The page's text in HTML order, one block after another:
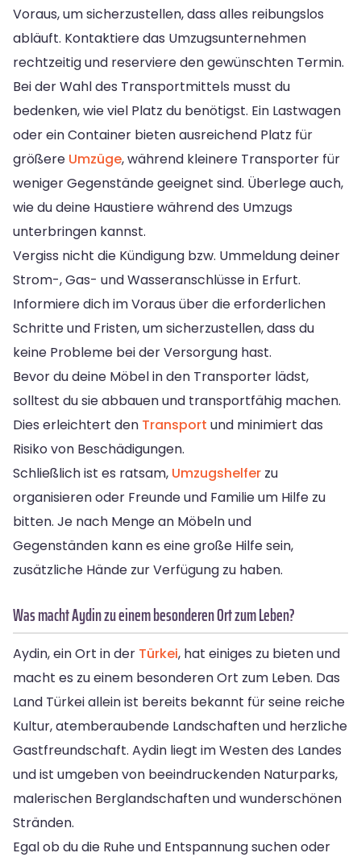
Voraus, um sicherzustellen, dass alles reibungslos
abläuft. Kontaktiere das Umzugsunternehmen
rechtzeitig und reserviere den gewünschten Termin.
Bei der Wahl des Transportmittels musst du
bedenken, wie viel Platz du benötigst. Ein Lastwagen
oder ein Container bieten ausreichend Platz für
größere Umzüge, während kleinere Transporter für
weniger Gegenstände geeignet sind. Überlege auch,
wie du deine Haustiere während des Umzugs
unterbringen kannst.
Vergiss nicht die Kündigung bzw. Ummeldung deiner
Strom-, Gas- und Wasseranschlüsse in Erfurt.
Informiere dich im Voraus über die erforderlichen
Schritte und Fristen, um sicherzustellen, dass du
keine Probleme bei der Versorgung hast.
Bevor du deine Möbel in den Transporter lädst,
solltest du sie abbauen und transportfähig machen.
Dies erleichtert den Transport und minimiert das
Risiko von Beschädigungen.
Schließlich ist es ratsam, Umzugshelfer zu
organisieren oder Freunde und Familie um Hilfe zu
bitten. Je nach Menge an Möbeln und
Gegenständen kann es eine große Hilfe sein,
zusätzliche Hände zur Verfügung zu haben.
Was macht Aydin zu einem besonderen Ort zum Leben?
Aydin, ein Ort in der Türkei, hat einiges zu bieten und
macht es zu einem besonderen Ort zum Leben. Das
Land Türkei allein ist bereits bekannt für seine reiche
Kultur, atemberaubende Landschaften und herzliche
Gastfreundschaft. Aydin liegt im Westen des Landes
und ist umgeben von beeindruckenden Naturparks,
malerischen Berglandschaften und wunderschönen
Stränden.
Egal ob du die Ruhe und Entspannung suchen oder